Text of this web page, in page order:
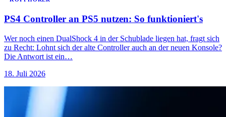
PS4 Controller an PS5 nutzen: So funktioniert's
Wer noch einen DualShock 4 in der Schublade liegen hat, fragt sich
zu Recht: Lohnt sich der alte Controller auch an der neuen Konsole?
Die Antwort ist ein…
18. Juli 2026